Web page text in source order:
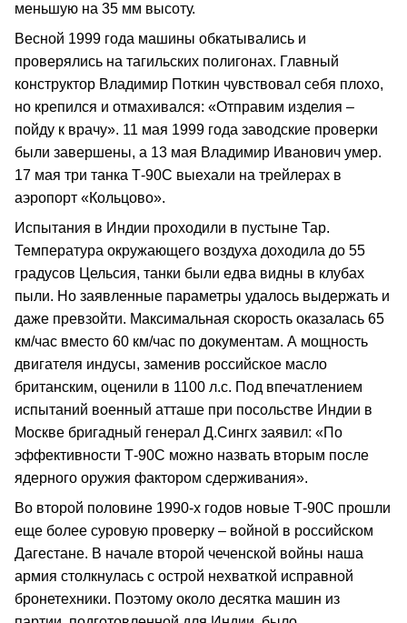
меньшую на 35 мм высоту.
Весной 1999 года машины обкатывались и
проверялись на тагильских полигонах. Главный
конструктор Владимир Поткин чувствовал себя плохо,
но крепился и отмахивался: «Отправим изделия –
пойду к врачу». 11 мая 1999 года заводские проверки
были завершены, а 13 мая Владимир Иванович умер.
17 мая три танка Т-90С выехали на трейлерах в
аэропорт «Кольцово».
Испытания в Индии проходили в пустыне Тар.
Температура окружающего воздуха доходила до 55
градусов Цельсия, танки были едва видны в клубах
пыли. Но заявленные параметры удалось выдержать и
даже превзойти. Максимальная скорость оказалась 65
км/час вместо 60 км/час по документам. А мощность
двигателя индусы, заменив российское масло
британским, оценили в 1100 л.с. Под впечатлением
испытаний военный атташе при посольстве Индии в
Москве бригадный генерал Д.Сингх заявил: «По
эффективности Т-90С можно назвать вторым после
ядерного оружия фактором сдерживания».
Во второй половине 1990-х годов новые Т-90С прошли
еще более суровую проверку – войной в российском
Дагестане. В начале второй чеченской войны наша
армия столкнулась с острой нехваткой исправной
бронетехники. Поэтому около десятка машин из